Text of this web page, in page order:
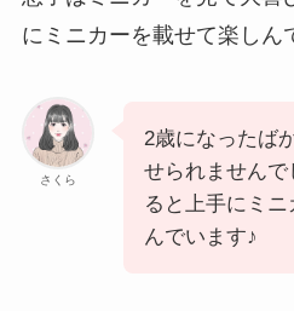
にミニカーを載せて楽しん
さくら
2歳になったば
せられません
ると上手にミ
んでいます♪